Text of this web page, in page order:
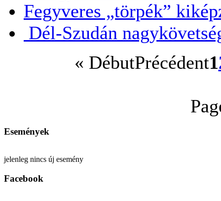
Fegyveres „törpék”
Dél-Szudán
« DébutPrécédent1
Események
jelenleg nincs új esemény
Facebook